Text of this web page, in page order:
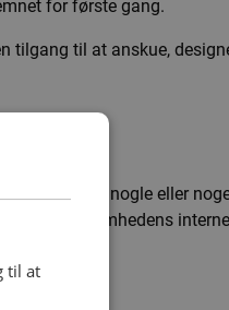
for første gang.
tilgang til at anskue,
tillid til nogle eller
virksomhedens
til at